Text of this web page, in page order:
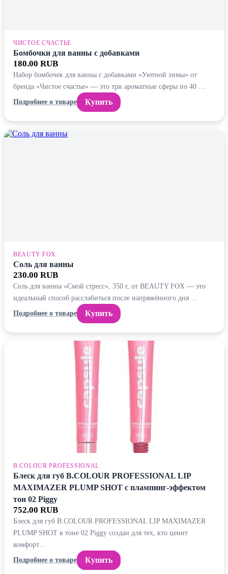
ЧИСТОЕ СЧАСТЬЕ
Бомбочки для ванны с добавками
180.00 RUB
Набор бомбочек для ванны с добавками «Уютной зимы» от
бренда «Чистое счастье» — это три ароматные сферы по 40 …
Подробнее о товаре
Купить
BEAUTY FOX
Соль для ванны
230.00 RUB
Соль для ванны «Смой стресс», 350 г, от BEAUTY FOX — это
идеальный способ расслабиться после напряжённого дня …
Подробнее о товаре
Купить
B.COLOUR PROFESSIONAL
Блеск для губ B.COLOUR PROFESSIONAL LIP
MAXIMAZER PLUMP SHOT с плампинг-эффектом
тон 02 Piggy
752.00 RUB
Блеск для губ B.COLOUR PROFESSIONAL LIP MAXIMAZER
PLUMP SHOT в тоне 02 Piggy создан для тех, кто ценит
комфорт…
Подробнее о товаре
Купить